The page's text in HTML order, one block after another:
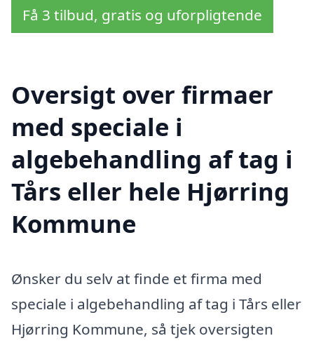
Få 3 tilbud, gratis og uforpligtende
Oversigt over firmaer
med speciale i
algebehandling af tag i
Tårs eller hele Hjørring
Kommune
Ønsker du selv at finde et firma med
speciale i algebehandling af tag i Tårs eller
Hjørring Kommune, så tjek oversigten